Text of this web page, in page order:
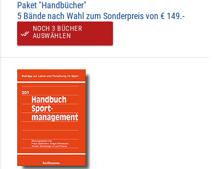
Paket "Handbücher"
5 Bände nach Wahl zum Sonderpreis von € 149.-
done_all
NOCH 3 BÜCHER
AUSWÄHLEN